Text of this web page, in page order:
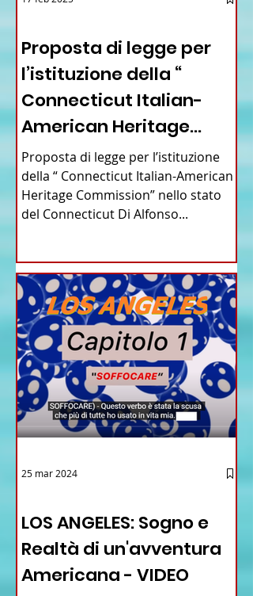
Proposta di legge per
l’istituzione della “
Connecticut Italian-
American Heritage
Commission” nello stato
del Connecticut
Proposta di legge per l’istituzione
della “ Connecticut Italian-American
Heritage Commission” nello stato
del Connecticut Di Alfonso...
LOS ANGELES: Sogno e
Realtà di un'avventura
Americana - VIDEO
25 mar 2024